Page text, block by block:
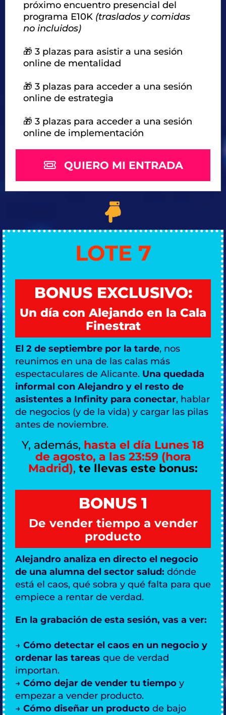
próximo encuentro presencial del
programa E10K (traslados y comidas
no incluidos)
🎁 3 plazas para asistir a una sesión
online de mentalidad
🎁 3 plazas para acceder a una sesión
online de estrategia
🎁 3 plazas para acceder a una sesión
online de implementación
QUIERO MI ENTRADA
LOTE 7
BONUS EXCLUSIVO:
Un día con Alejando en la Cala
Finestrat
El 2 de septiembre por la tarde, nos
reunimos en una de las calas más
espectaculares de Alicante. Una quedada
informal con Alejandro y el resto de
asistentes a Infinity para conectar, hablar
de negocios (y de la vida) y cargar las pilas
antes de noviembre.
Y, además, hasta el día Lunes 18
de agosto, a las 23:59 (hora
Madrid), te llevas este bonus:
BONUS 1
De vender tiempo a vender
producto
Alejandro analiza en directo el negocio
de una alumna del sector salud: dónde
está el caos, qué sobra y qué falta para que
empiece a rentar de verdad.
En la grabación de esta sesión, vas a ver:
→ Cómo detectar el caos en un negocio y
ordenar las tareas que de verdad
importan.
→ Cómo dejar de vender tu tiempo y
empezar a vender producto.
→ Cómo diseñar un producto de bajo